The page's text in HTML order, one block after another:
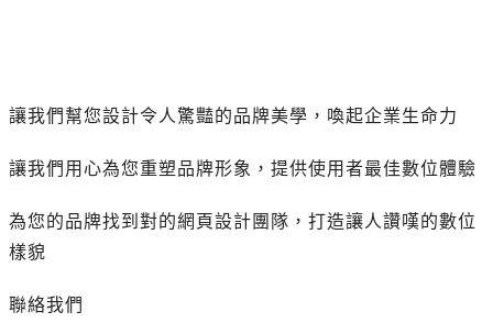
讓我們幫您設計令人驚豔的品牌美學，喚起企業生命力
讓我們用心為您重塑品牌形象，提供使用者最佳數位體驗
為您的品牌找到對的網頁設計團隊，打造讓人讚嘆的數位
樣貌
聯絡我們